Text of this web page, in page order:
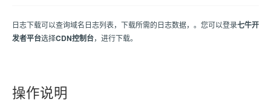
日志下载可以查询域名日志列表，下载所需的日志数据，。您可以登录七牛开
发者平台选择CDN控制台，进行下载。
操作说明